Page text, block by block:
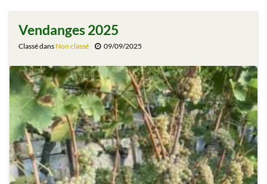
Vendanges 2025
Classé dans Non classé 09/09/2025